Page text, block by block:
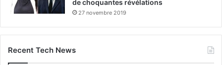
de choquantes révélations
27 novembre 2019
Recent Tech News